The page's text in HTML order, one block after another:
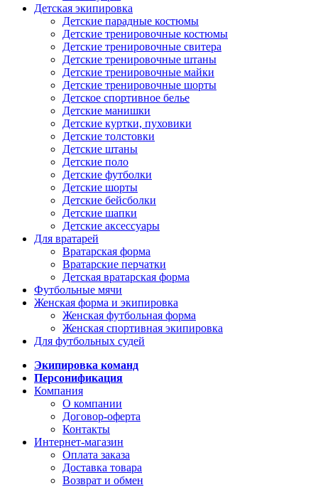
Детская экипировка
Детские парадные костюмы
Детские тренировочные костюмы
Детские тренировочные свитера
Детские тренировочные штаны
Детские тренировочные майки
Детские тренировочные шорты
Детское спортивное белье
Детские манишки
Детские куртки, пуховики
Детские толстовки
Детские штаны
Детские поло
Детские футболки
Детские шорты
Детские бейсболки
Детские шапки
Детские аксессуары
Для вратарей
Вратарская форма
Вратарские перчатки
Детская вратарская форма
Футбольные мячи
Женская форма и экипировка
Женская футбольная форма
Женская спортивная экипировка
Для футбольных судей
Экипировка команд
Персонификация
Компания
О компании
Договор-оферта
Контакты
Интернет-магазин
Оплата заказа
Доставка товара
Возврат и обмен